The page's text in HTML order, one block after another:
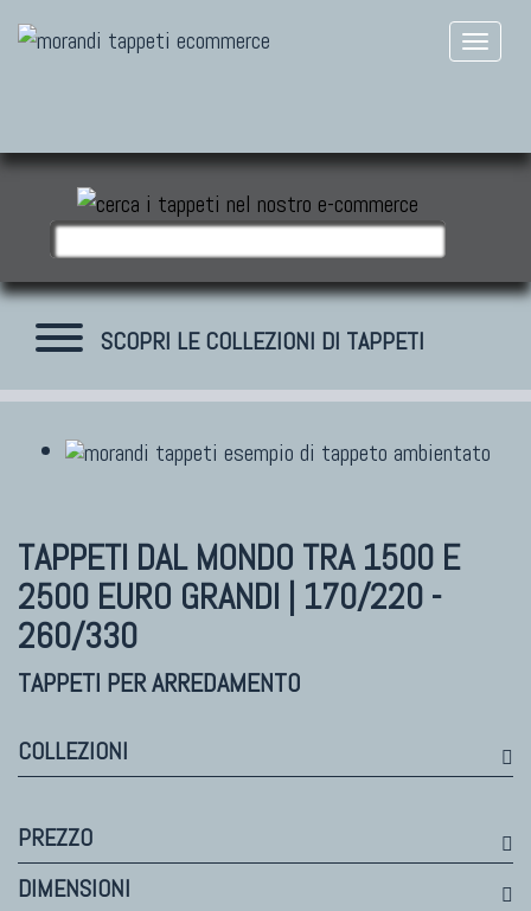
SCOPRI LE COLLEZIONI DI TAPPETI
TAPPETI MODERNI
Bhadohi Moderni
Kala Laie
Reloaded
Tappeti Moderni Collezione Morandi
Marco Nereo Rotelli
Daniela Marchetti
Chuk Palu
TAPPETI DAL MONDO TRA 1500 E
2500 EURO GRANDI | 170/220 -
260/330
TAPPETI PER ARREDAMENTO
COLLEZIONI
PREZZO
DIMENSIONI